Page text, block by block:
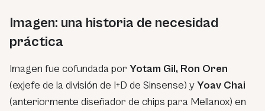
Imagen: una historia de necesidad
práctica
Imagen fue cofundada por Yotam Gil, Ron Oren
(exjefe de la división de I+D de Sinsense) yYoav Chai
(anteriormente diseñador de chips para Mellanox) en